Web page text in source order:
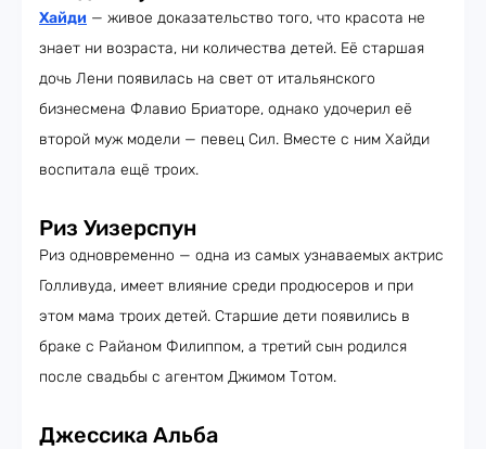
Хайди — живое доказательство того, что красота не
знает ни возраста, ни количества детей. Её старшая
дочь Лени появилась на свет от итальянского
бизнесмена Флавио Бриаторе, однако удочерил её
второй муж модели — певец Сил. Вместе с ним Хайди
воспитала ещё троих.
Риз Уизерспун
Риз одновременно — одна из самых узнаваемых актрис
Голливуда, имеет влияние среди продюсеров и при
этом мама троих детей. Старшие дети появились в
браке с Райаном Филиппом, а третий сын родился
после свадьбы с агентом Джимом Тотом.
Джессика Альба